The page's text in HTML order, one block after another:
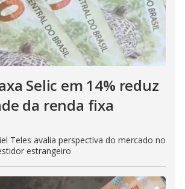
Selic em 14% reduz
da renda fixa
Teles avalia perspectiva do mercado no
estrangeiro